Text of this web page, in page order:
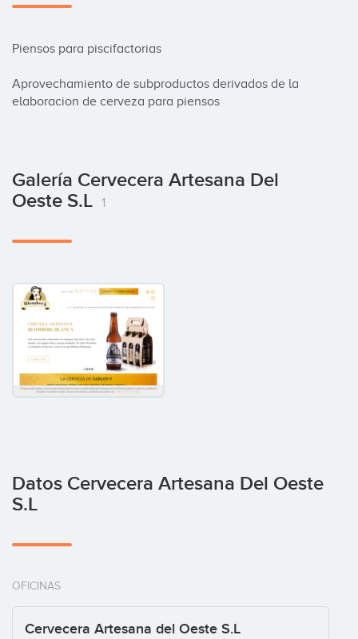
Piensos para piscifactorias
Aprovechamiento de subproductos derivados de la
elaboracion de cerveza para piensos
Galería Cervecera Artesana Del
Oeste S.L
1
Datos Cervecera Artesana Del Oeste
S.L
OFICINAS
Cervecera Artesana del Oeste S.L